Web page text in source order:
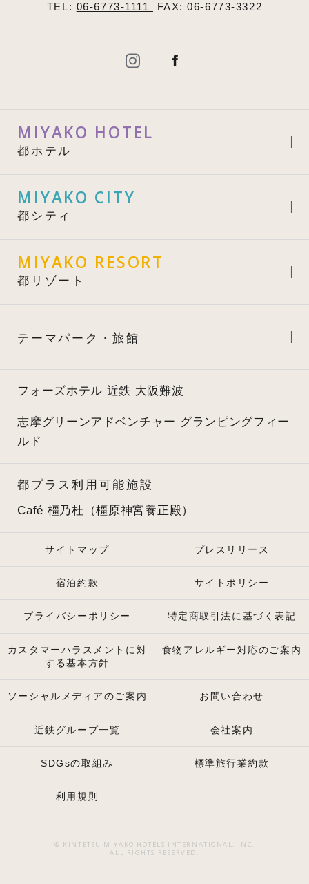
TEL: 06-6773-1111 FAX: 06-6773-3322
MIYAKO HOTEL
都ホテル
MIYAKO CITY
都シティ
MIYAKO RESORT
都リゾート
テーマパーク・旅館
フォーズホテル 近鉄 大阪難波
志摩グリーンアドベンチャー グランピングフィー
ルド
都プラス利用可能施設
Café 橿乃杜（橿原神宮養正殿）
サイトマップ プレスリリース
宿泊約款 サイトポリシー
プライバシーポリシー 特定商取引法に基づく表記
カスタマーハラスメントに対
する基本方針
食物アレルギー対応のご案内
ソーシャルメディアのご案内 お問い合わせ
近鉄グループ一覧 会社案内
SDGsの取組み 標準旅行業約款
利用規則
© KINTETSU MIYAKO HOTELS INTERNATIONAL, INC.
ALL RIGHTS RESERVED.